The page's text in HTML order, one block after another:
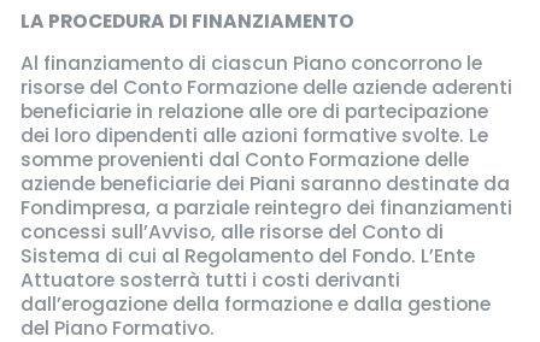
LA PROCEDURA DI FINANZIAMENTO
Al finanziamento di ciascun Piano concorrono le
risorse del Conto Formazione delle aziende aderenti
beneficiarie in relazione alle ore di partecipazione
dei loro dipendenti alle azioni formative svolte. Le
somme provenienti dal Conto Formazione delle
aziende beneficiarie dei Piani saranno destinate da
Fondimpresa, a parziale reintegro dei finanziamenti
concessi sull’Avviso, alle risorse del Conto di
Sistema di cui al Regolamento del Fondo. L’Ente
Attuatore sosterrà tutti i costi derivanti
dall’erogazione della formazione e dalla gestione
del Piano Formativo.